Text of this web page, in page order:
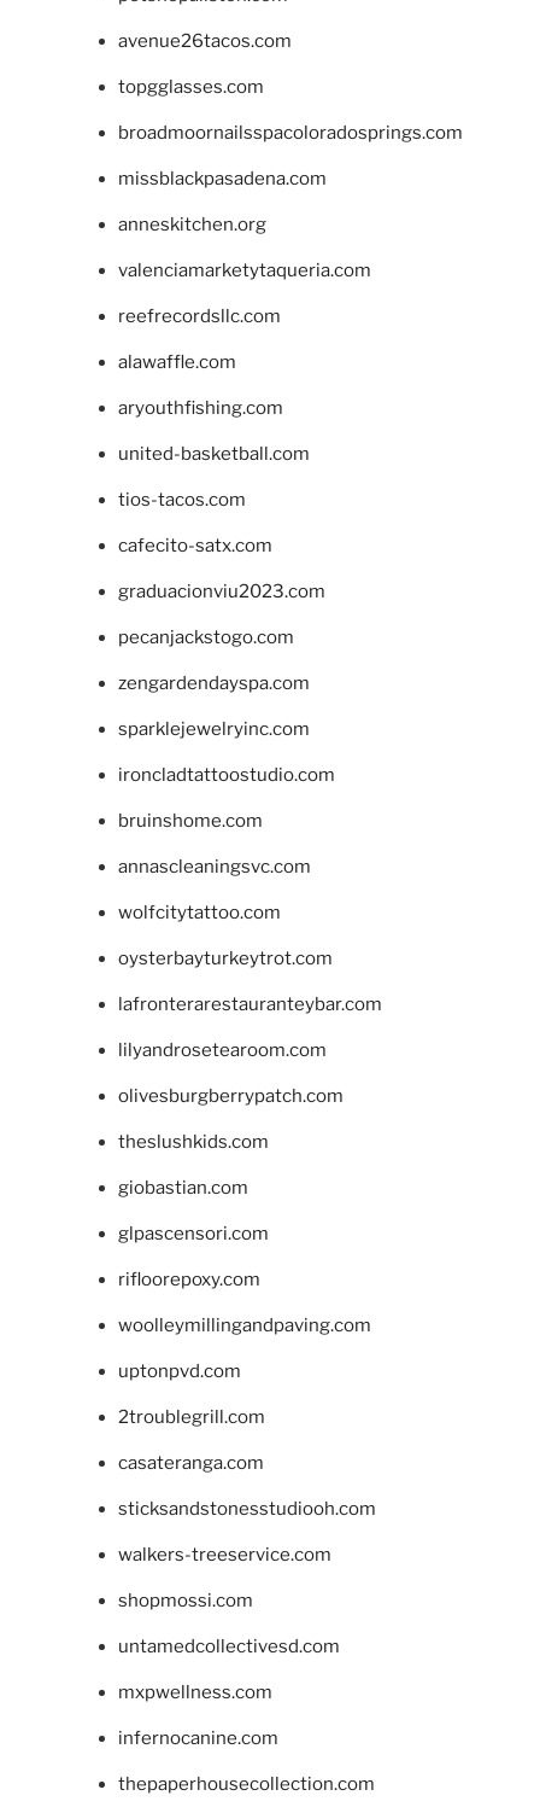
avenue26tacos.com
topgglasses.com
broadmoornailsspacoloradosprings.com
missblackpasadena.com
anneskitchen.org
valenciamarketytaqueria.com
reefrecordsllc.com
alawaffle.com
aryouthfishing.com
united-basketball.com
tios-tacos.com
cafecito-satx.com
graduacionviu2023.com
pecanjackstogo.com
zengardendayspa.com
sparklejewelryinc.com
ironcladtattoostudio.com
bruinshome.com
annascleaningsvc.com
wolfcitytattoo.com
oysterbayturkeytrot.com
lafronterarestauranteybar.com
lilyandrosetearoom.com
olivesburgberrypatch.com
theslushkids.com
giobastian.com
glpascensori.com
rifloorepoxy.com
woolleymillingandpaving.com
uptonpvd.com
2troublegrill.com
casateranga.com
sticksandstonesstudiooh.com
walkers-treeservice.com
shopmossi.com
untamedcollectivesd.com
mxpwellness.com
infernocanine.com
thepaperhousecollection.com